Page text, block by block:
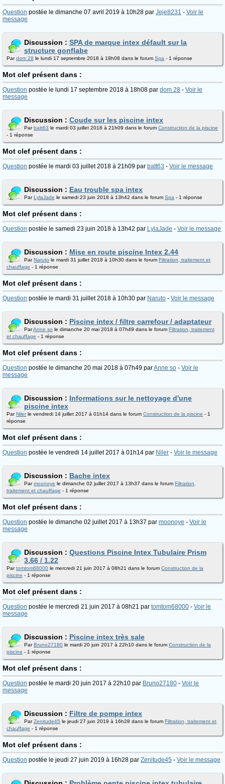
Question postée le dimanche 07 avril 2019 à 10h28 par Jeje8231 - Voir le
message
Discussion : SPA de marque intex défault sur la
structure gonflabe
Pardom 28 le lundi 17 septembre 2018 à 18h08 dans le forum Spa - 1 réponse
Mot clef présent dans :
Question postée le lundi 17 septembre 2018 à 18h08 par dom 28 - Voir le
message
Discussion : Coude sur les piscine intex
Parbatt63 le mardi 03 juillet 2018 à 21h09 dans le forum Construction de la piscine
- 1 réponse
Mot clef présent dans :
Question postée le mardi 03 juillet 2018 à 21h09 par batt63 - Voir le message
Discussion : Eau trouble spa intex
ParLylaJade le samedi 23 juin 2018 à 13h42 dans le forum Spa - 1 réponse
Mot clef présent dans :
Question postée le samedi 23 juin 2018 à 13h42 par LylaJade - Voir le message
Discussion : Mise en route piscine Intex 2.44
ParNaruto le mardi 31 juillet 2018 à 10h30 dans le forum Filtration, traitement et
chauffage - 1 réponse
Mot clef présent dans :
Question postée le mardi 31 juillet 2018 à 10h30 par Naruto - Voir le message
Discussion : Piscine intex / filtre carrefour / adaptateur
ParAnne so le dimanche 20 mai 2018 à 07h49 dans le forum Filtration, traitement
et chauffage - 1 réponse
Mot clef présent dans :
Question postée le dimanche 20 mai 2018 à 07h49 parAnne so - Voir le
message
Discussion : Informations sur le nettoyage d'une
piscine intex
ParNilerle vendredi 14 juillet 2017 à 01h14 dans le forum Construction de la piscine - 1
réponse
Mot clef présent dans :
Question postée le vendredi 14 juillet 2017 à 01h14 par Niler - Voir le message
Discussion : Bache intex
Parmoonoye le dimanche 02 juillet 2017 à 13h37 dans le forum Filtration,
traitement et chauffage - 1 réponse
Mot clef présent dans :
Question postée le dimanche 02 juillet 2017 à 13h37 par moonoye - Voir le
message
Discussion : Questions Piscine Intex Tubulaire Prism
3.66 / 1.22
Partomtom68000 le mercredi 21 juin 2017 à 08h21 dans le forum Construction de la
piscine - 1 réponse
Mot clef présent dans :
Question postée le mercredi 21 juin 2017 à 08h21 par tomtom68000 - Voir le
message
Discussion : Piscine intex très sale
ParBruno27180 le mardi 20 juin 2017 à 22h10 dans le forum Construction de la
piscine - 1 réponse
Mot clef présent dans :
Question postée le mardi 20 juin 2017 à 22h10 par Bruno27180 - Voir le
message
Discussion : Filtre de pompe intex
ParZenitude45 le jeudi 27 juin 2019 à 16h28 dans le forum Filtration, traitement et
chauffage - 1 réponse
Mot clef présent dans :
Question postée le jeudi 27 juin 2019 à 16h28 par Zenitude45 - Voir le message